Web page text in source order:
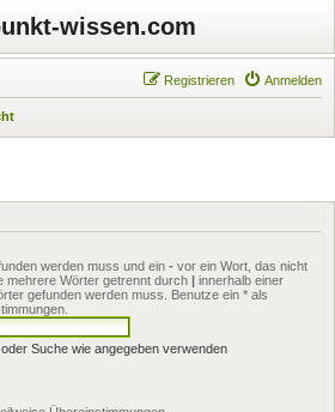
wissen.com
Anmelden
Registrieren
werden muss und ein - vor ein Wort, das nicht
mehrere Wörter getrennt durch | innerhalb einer
gefunden werden muss. Benutze ein * als
Suche wie angegeben verwenden